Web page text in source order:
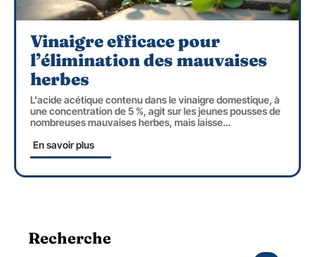
Vinaigre efficace pour
l’élimination des mauvaises
herbes
L'acide acétique contenu dans le vinaigre domestique, à
une concentration de 5 %, agit sur les jeunes pousses de
nombreuses mauvaises herbes, mais laisse…
En savoir plus
Recherche